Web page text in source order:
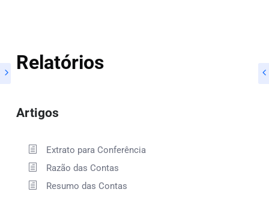
Relatórios
Artigos
Extrato para Conferência
Razão das Contas
Resumo das Contas